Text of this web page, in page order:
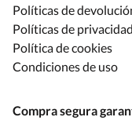
Políticas de
Políticas de privacidad
Política de cookies
Condiciones de uso
Compra segura